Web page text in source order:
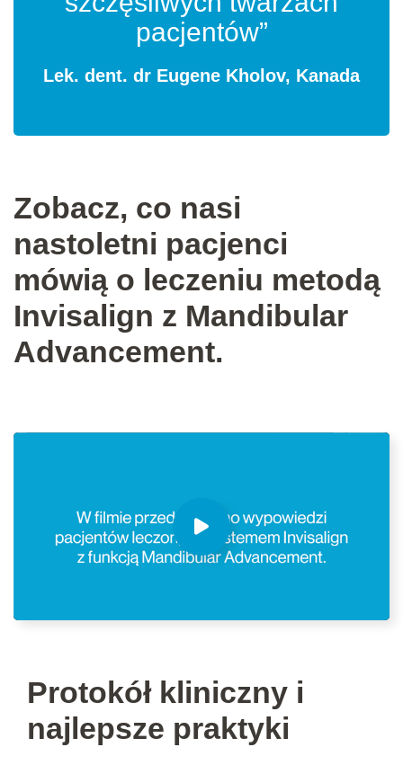
pacjentów”
Lek. dent. dr Eugene Kholov, Kanada
Zobacz, co nasi
nastoletni pacjenci
mówią o leczeniu metodą
Invisalign z Mandibular
Advancement.
Protokół kliniczny i
najlepsze praktyki